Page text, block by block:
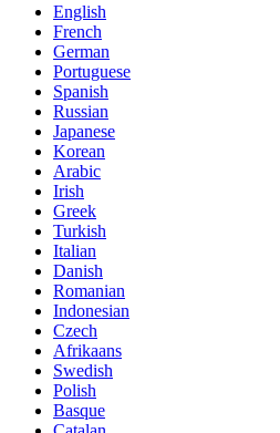
English
French
German
Portuguese
Spanish
Russian
Japanese
Korean
Arabic
Irish
Greek
Turkish
Italian
Danish
Romanian
Indonesian
Czech
Afrikaans
Swedish
Polish
Basque